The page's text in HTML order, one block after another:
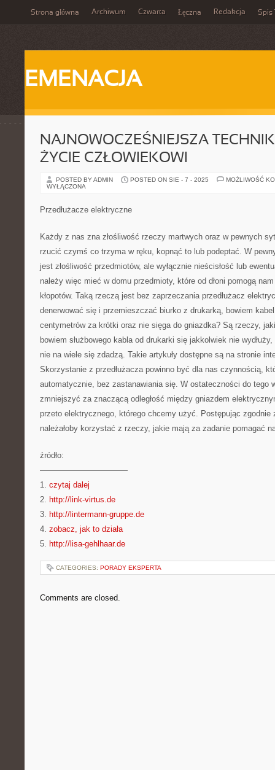
Strona główna Archiwum Czwarta Łęczna Redakcja Spis
EMENACJA
NAJNOWOCZEŚNIEJSZA
ŻYCIE CZŁOWIEKOWI
POSTED BY ADMIN POSTED ON SIE - 7 - 2025
MOŻLIWOŚĆ
WYŁĄCZONA
Przedłużacze elektryczne
Każdy z nas zna złośliwość rzeczy martwych oraz w pewnych
rzucić czymś co trzyma w ręku, kopnąć to lub podeptać. W
jest złośliwość przedmiotów, ale wyłącznie nieścisłość lub
należy więc mieć w domu przedmioty, które od dłoni pomogą
kłopotów. Taką rzeczą jest bez zaprzeczania przedłużacz
denerwować się i przemieszczać biurko z drukarką, bowiem
centymetrów za krótki oraz nie sięga do gniazdka? Są rzeczy,
bowiem służbowego kabla od drukarki się jakkolwiek nie
nie na wiele się zdadzą. Takie artykuły dostępne są na stronie
Skorzystanie z przedłużacza powinno być dla nas czynnością,
automatycznie, bez zastanawiania się. W ostateczności do tego
zmniejszyć za znaczącą odległość między gniazdem
przeto elektrycznego, którego chcemy użyć. Postępując zgodnie
należałoby korzystać z rzeczy, jakie mają za zadanie pomagać
źródło:
———————————
1. czytaj dalej
2. http://link-virtus.de
3. http://lintermann-gruppe.de
4. zobacz, jak to działa
5. http://lisa-gehlhaar.de
CATEGORIES: PORADY EKSPERTA
Comments are closed.